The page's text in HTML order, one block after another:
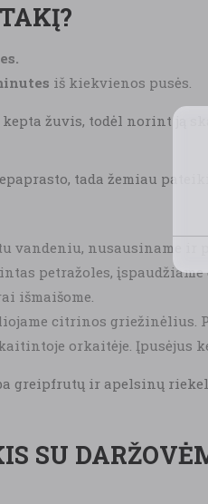
iš kiekvienos pusės.
žuvis, todėl norint ją
tada žemiau
vandeniu, nusausiname ir
petražoles,
išmaišome.
citrinos griežinėlius.
įkaitintoje orkaitėje.
greipfrutų ir apelsinų
SU